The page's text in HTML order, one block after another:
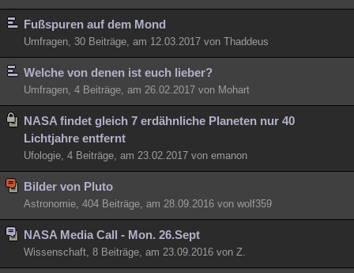
Fußspuren auf dem Mond
Umfragen, 30 Beiträge, am 12.03.2017 von Thaddeus
Welche von denen ist euch lieber?
Umfragen, 4 Beiträge, am 26.02.2017 von Mohart
NASA findet gleich 7 erdähnliche Planeten nur 40
Lichtjahre entfernt
Ufologie, 4 Beiträge, am 23.02.2017 von emanon
Bilder von Pluto
Astronomie, 404 Beiträge, am 28.09.2016 von wolf359
NASA Media Call - Mon. 26.Sept
Wissenschaft, 8 Beiträge, am 23.09.2016 von Z.